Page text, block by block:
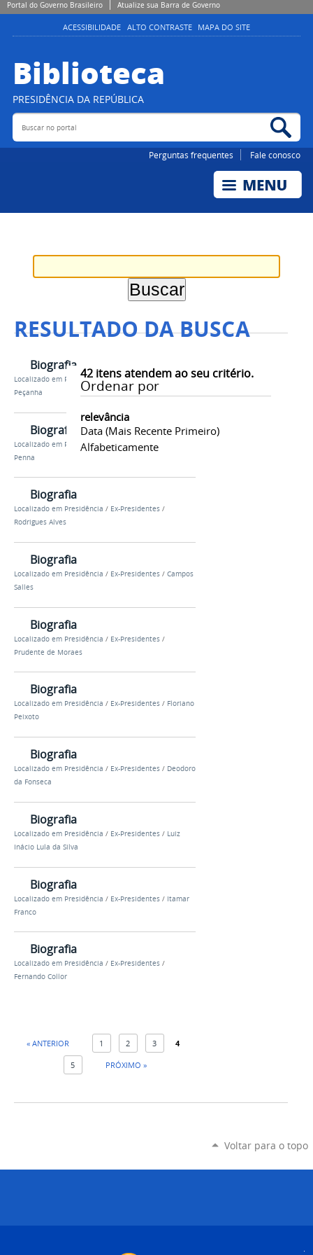
Portal do Governo Brasileiro Atualize sua Barra de Governo
ACESSIBILIDADE ALTO CONTRASTE MAPA DO SITE
Biblioteca
PRESIDÊNCIA DA REPÚBLICA
Buscar no portal
Perguntas frequentes Fale conosco
RESULTADO DA BUSCA
42itens atendem ao seu critério.
Ordenar por
relevância
Data (mais Recente Primeiro)
Alfabeticamente
Biografia
Localizado em Presidência /Ex-Presidentes /Nilo
Peçanha
Biografia
Localizado em Presidência /Ex-Presidentes
Penna
Biografia
Localizado em Presidência / Ex-Presidentes /
Rodrigues Alves
Biografia
Localizado em Presidência / Ex-Presidentes / Campos
Salles
Biografia
Localizado em Presidência / Ex-Presidentes /
Prudente de Moraes
Biografia
Localizado em Presidência / Ex-Presidentes / Floriano
Peixoto
Biografia
Localizado em Presidência / Ex-Presidentes / Deodoro
da Fonseca
Biografia
Localizado em Presidência / Ex-Presidentes / Luiz
Inácio Lula da Silva
Biografia
Localizado em Presidência / Ex-Presidentes / Itamar
Franco
Biografia
Localizado em Presidência / Ex-Presidentes /
Fernando Collor
« ANTERIOR 1 2 3 4
5 PRÓXIMO »
Voltar para o topo